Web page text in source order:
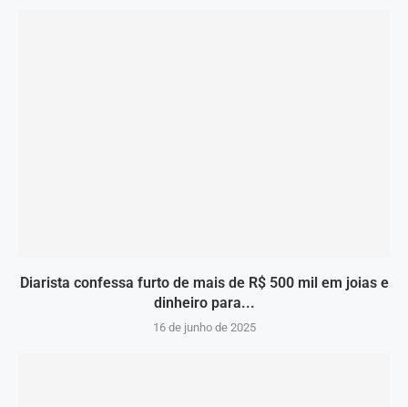
Diarista confessa furto de mais de R$ 500 mil em joias e
dinheiro para...
16 de junho de 2025